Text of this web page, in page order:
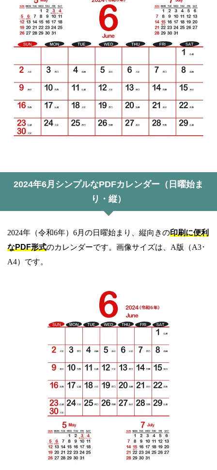
2024年6月シンプルなPDFカレンダー（日曜始ま
り・縦）
2024年（令和6年）6月の日曜始まり、縦向きの印刷に便利
なPDF形式のカレンダーです。画像サイズは、A版（A3･
A4）です。